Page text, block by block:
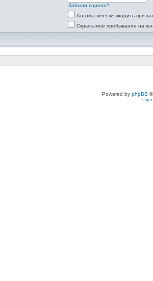
Забыли пароль?
Автоматически входить при
Скрыть моё пребывание на
Powered by phpBB